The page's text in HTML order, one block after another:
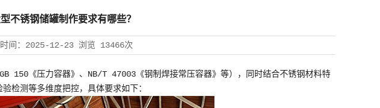
不锈钢储罐制作要求有哪些？
间： 2025-12-23 浏览 13466次
150《压力容器》、NB/T 47003《钢制焊接常压容器》等），同时结合不锈钢材料特
检测等多维度把控，具体要求如下：